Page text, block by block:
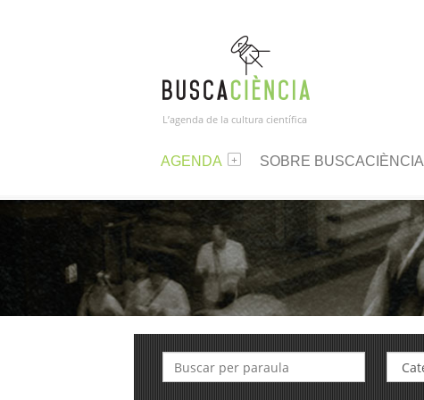
L’agenda de la cultura científica
AGENDA SOBRE BUSCACIÈNCIA